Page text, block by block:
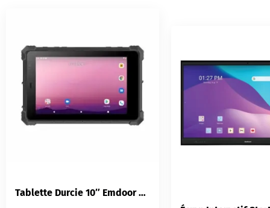
Tablette Durcie 10″ Emdoor EM-T11X | IP67 Android 12 | 8GB 128GB 4G